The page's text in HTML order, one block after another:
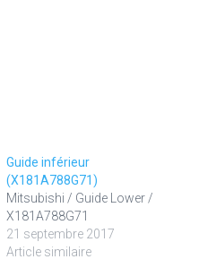
Guide inférieur
(X181A788G71)
Mitsubishi / Guide Lower /
X181A788G71
21 septembre 2017
Article similaire